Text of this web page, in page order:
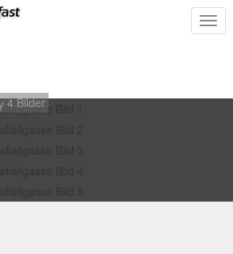
4 Bilder